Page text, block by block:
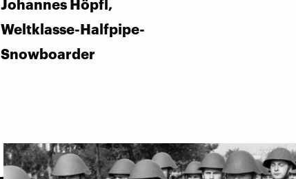
Johannes Höpfl,
Weltklasse-Halfpipe-
Snowboarder